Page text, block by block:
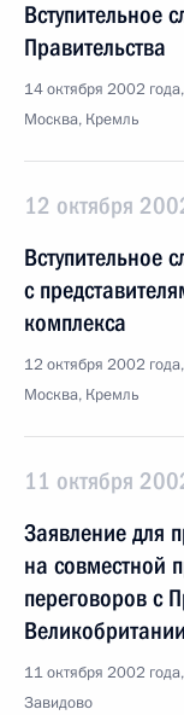
Вступительное
Правительства
14 октября 2002
Москва, Кремль
12 октября
Вступительное
с
комплекса
12 октября 2002
Москва, Кремль
11 октября
Заявление для
на совместной
переговоров с
11 октября 2002
Завидово